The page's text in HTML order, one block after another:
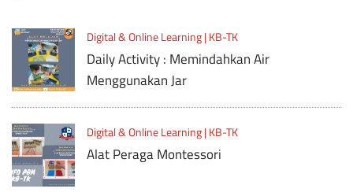
Digital & Online Learning | KB-TK
Daily Activity : Memindahkan Air
Menggunakan Jar
Digital & Online Learning | KB-TK
Alat Peraga Montessori